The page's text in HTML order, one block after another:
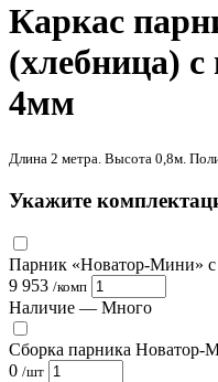
Каркас
(хлебница)
4мм
Длина 2 метра. Высота 0,8м.
Укажите
Парник «Новатор-Мини»
9 953 /комп
Наличие — Много
Сборка парника Новатор-
0 /шт